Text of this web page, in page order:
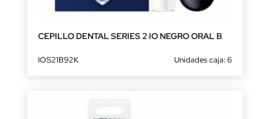
CEPILLO DENTAL SERIES 2 IO NEGRO ORAL B
IOS21B92K Unidades caja: 6